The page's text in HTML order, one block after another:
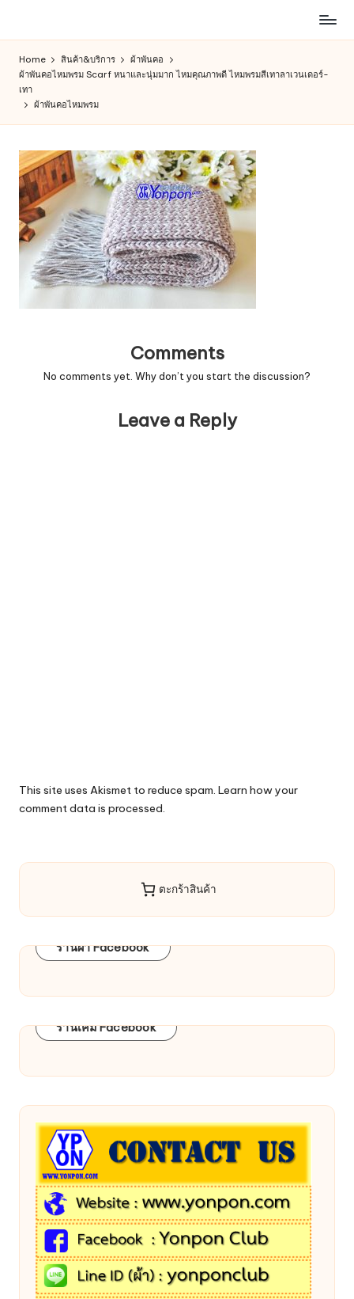
content
สินค้า
ออนไลน์
เพื่อ
คน
การ
ช็อป
Home สินค้า&บริการ
ผ้าพันคอ
ผ้าพันคอไหมพรม Scarf หนาและนุ่มมาก ไหมคุณภาพดี ไหมพรมสีเทาลาเวนเดอร์-
เทา
ผ้าพันคอไหมพรม
Comments
No comments yet. Why don’t you start the discussion?
Leave a Reply
This site uses Akismet to reduce spam. Learn how your
comment data is processed.
ตะกร้าสินค้า
ร้านผ้า Facebook
ร้านเคมี Facebook